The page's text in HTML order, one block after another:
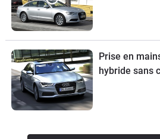
Prise en
hybride sans